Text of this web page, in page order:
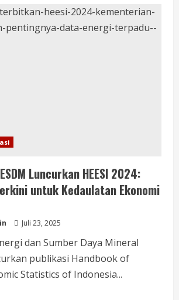
Luncurkan HEESI 2024:
untuk Kedaulatan Ekonomi
Juli 23, 2025
dan Sumber Daya Mineral
publikasi Handbook of
Statistics of Indonesia...